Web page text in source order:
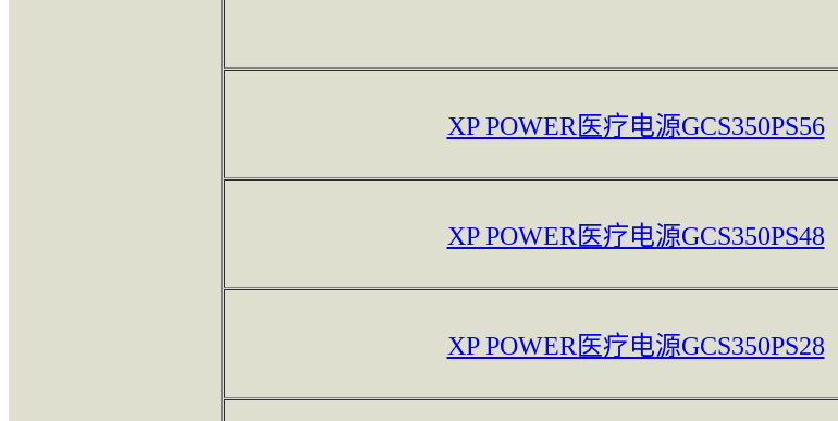
XP POWER医疗电源GCS350PS56
XP POWER医疗电源GCS350PS48
XP POWER医疗电源GCS350PS28